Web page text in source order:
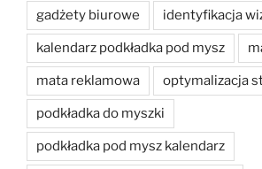
gadżety biurowe identyfikacja
kalendarz podkładka pod mysz
mata reklamowa optymalizacja
podkładka do myszki
podkładka pod mysz kalendarz